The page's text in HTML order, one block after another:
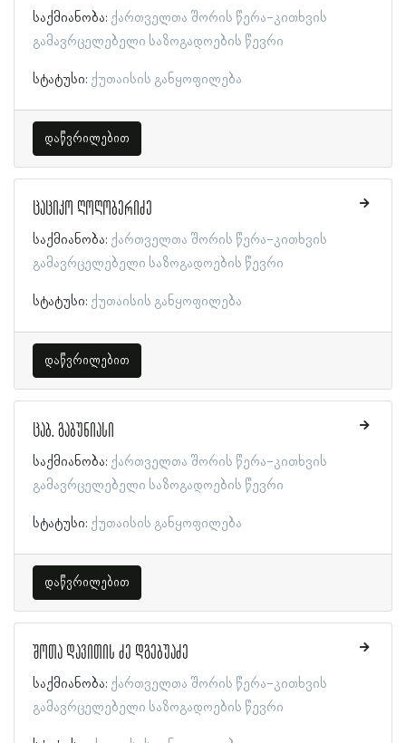
საქმიანობა: ქართველთა შორის წერა-კითხვის
გამავრცელებელი საზოგადოების წევრი
სტატუსი: ქუთაისის განყოფილება
დაწვრილებით
ცაციკო ღოღობერიძე
საქმიანობა: ქართველთა შორის წერა-კითხვის
გამავრცელებელი საზოგადოების წევრი
სტატუსი: ქუთაისის განყოფილება
დაწვრილებით
ცაბ. გაბუნიასი
საქმიანობა: ქართველთა შორის წერა-კითხვის
გამავრცელებელი საზოგადოების წევრი
სტატუსი: ქუთაისის განყოფილება
დაწვრილებით
შოთა დავითის ძე დგებუაძე
საქმიანობა: ქართველთა შორის წერა-კითხვის
გამავრცელებელი საზოგადოების წევრი